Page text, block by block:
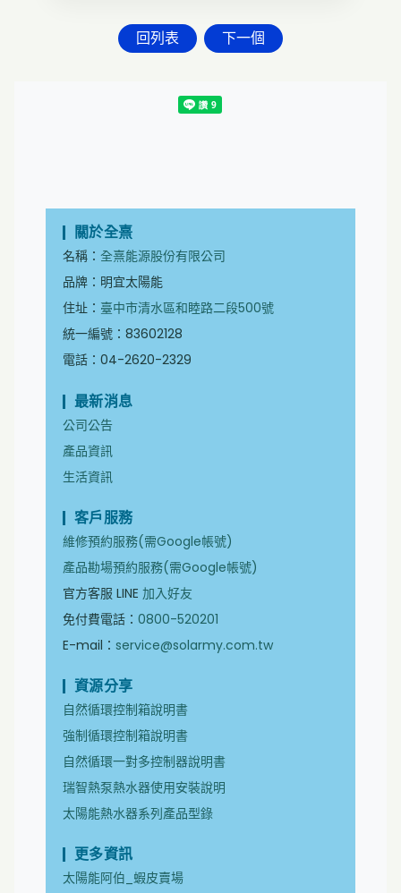
回列表 下一個
關於全熹
名稱：全熹能源股份有限公司
品牌：明宜太陽能
住址： 臺中市清水區和睦路二段500號
統一編號：83602128
電話：04-2620-2329
最新消息
公司公告
產品資訊
生活資訊
客戶服務
維修預約服務(需Google帳號)
產品勘場預約服務(需Google帳號)
官方客服 LINE加入好友
免付費電話：0800-520201
E-mail：service@solarmy.com.tw
資源分享
自然循環控制箱說明書
強制循環控制箱說明書
自然循環一對多控制器說明書
瑞智熱泵熱水器使用安裝說明
太陽能熱水器系列產品型錄
更多資訊
太陽能阿伯_蝦皮賣場